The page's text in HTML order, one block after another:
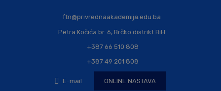
ftn@privrednaakademija.edu.ba
Petra Kočića br. 6, Brčko distrikt BiH
+387 66 510 808
+387 49 201 808
E-mail ONLINE NASTAVA